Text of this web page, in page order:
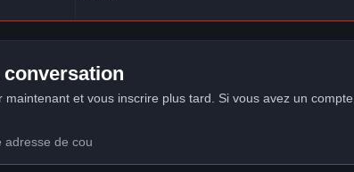
maintenant et vous inscrire plus tard. Si vous avez un compte,